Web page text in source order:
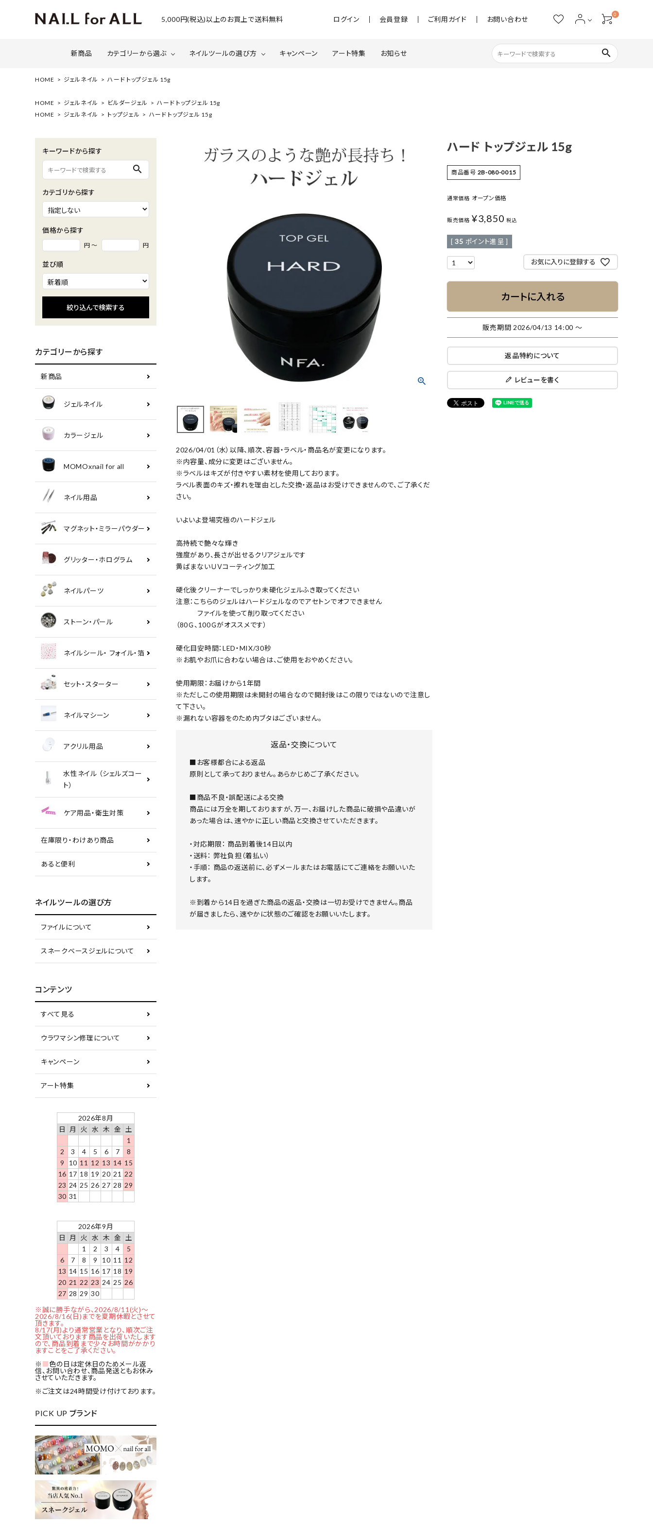
5,000円(税込)以上のお買上で送料無料 ログイン 会員登録 ご利用ガイド お問い合わせ
0
新商品 カテゴリーから選ぶ
マグネット・ミラーパウダー グリッター・ホログラム
ネイルシール・ フォイル・箔 アクリル用品
水性ネイル （シェルズコート） ケア用品・衛生対策 在庫限り・わけあり商品
ネイルツールの選び方 キャンペーン アート特集 お知らせ search
HOME ジェルネイル ハード トップジェル 15g
HOME ジェルネイル ビルダージェル
ハード トップジェル 15g
HOME
ジェルネイル トップジェル ハード トップジェル 15g
キーワードから探す
search
カテゴリから探す
価格から探す
円 ～ 円
並び順
絞り込んで検索する
カテゴリーから探す
新商品
ジェルネイル
カラージェル
MOMOxnail for all
ネイル用品
マグネット・ミラーパウダー
グリッター・ホログラム
ネイルパーツ
ストーン・パール
ネイルシール・ フォイル・箔
セット・スターター
ネイルマシーン
アクリル用品
水性ネイル （シェルズコー
ト）
ケア用品・衛生対策
在庫限り・わけあり商品
あると便利
ネイルツールの選び方
ファイルについて
スネークベースジェルについて
コンテンツ
すべて見る
ウラワマシン修理について
キャンペーン
アート特集
2026年8月
日
月 火 水 木 金
土
1
2
3 4 5 6 7
8
9
10 11 12 13 14 15
16 17 18 19 20 21 22
23 24 25 26 27 28 29
30 31
2026年9月
日
月 火 水 木 金
土
1
2 3 4
5
6
7 8 9 10 11 12
13 14 15 16 17 18 19
20 21 22 23 24 25 26
27 28 29 30
※誠に勝手ながら、2026/8/11(火)～
2026/8/16(日)までを夏期休暇とさせて
頂きます。
8/17(月)より通常営業となり、順次ご注
文頂いております商品を出荷いたします
ので、商品到着まで少々お時間がかかり
ますことをご了承ください。
※ ■色の日は定休日のためメール返
信、お問い合わせ、商品発送ともお休み
させていただきます。
※ご注文は24時間受け付けております。
PICK UP ブランド
2026/04/01（水）以降、順次、容器・ラベル・商品名が変更になります。
※内容量、成分に変更はございません。
※ラベルはキズが付きやすい素材を使用しております。
ラベル表面のキズ・擦れを理由とした交換・返品はお受けできませんので、ご了承くだ
さい。
いよいよ登場究極のハードジェル
高持続で艶々な輝き
強度があり、長さが出せるクリアジェルです
黄ばまないＵＶコーティング加工
硬化後クリーナーでしっかり未硬化ジェルふき取ってください
注意：こちらのジェルはハードジェルなのでアセトンでオフできません
ファイルを使って削り取ってください
（80Ｇ、100Ｇがオススメです）
硬化目安時間：LED・MIX/30秒
※お肌やお爪に合わない場合は、ご使用をおやめください。
使用期限：お届けから1年間
※ただしこの使用期限は未開封の場合なので開封後はこの限りではないので注意し
て下さい。
※漏れない容器をのため内ブタはございません。
返品・交換について
■お客様都合による返品
原則として承っておりません。あらかじめご了承ください。
■商品不良・誤配送による交換
商品には万全を期しておりますが、万一、お届けした商品に破損や品違いが
あった場合は、速やかに正しい商品と交換させていただきます。
・対応期限： 商品到着後14日以内
・送料： 弊社負担（着払い）
・手順： 商品の返送前に、必ずメールまたはお電話にてご連絡をお願いいた
します。
※到着から14日を過ぎた商品の返品・交換は一切お受けできません。商品
が届きましたら、速やかに状態のご確認をお願いいたします。
ハード トップジェル 15g
商品番号 2B-080-0015
通常価格 オープン価格
販売価格 ¥3,850 税込
[ 35 ポイント進呈 ]
お気に入りに登録する
カートに入れる
販売期間 2026/04/13 14:00 〜
返品特約について
レビューを書く